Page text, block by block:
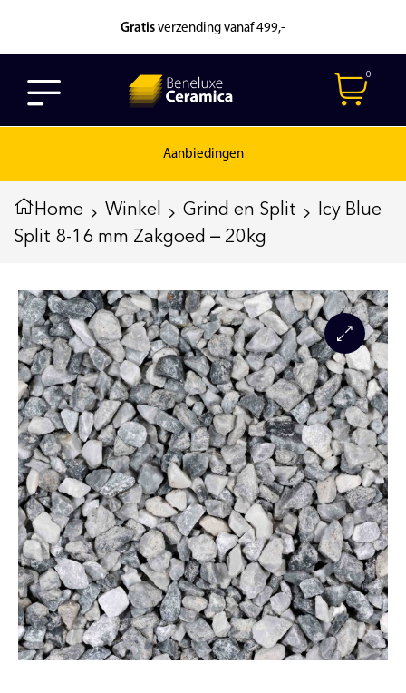
Gratis verzending vanaf 499,-
0
Aanbiedingen
Home Winkel Grind en Split
Icy Blue
Split 8-16 mm Zakgoed – 20kg